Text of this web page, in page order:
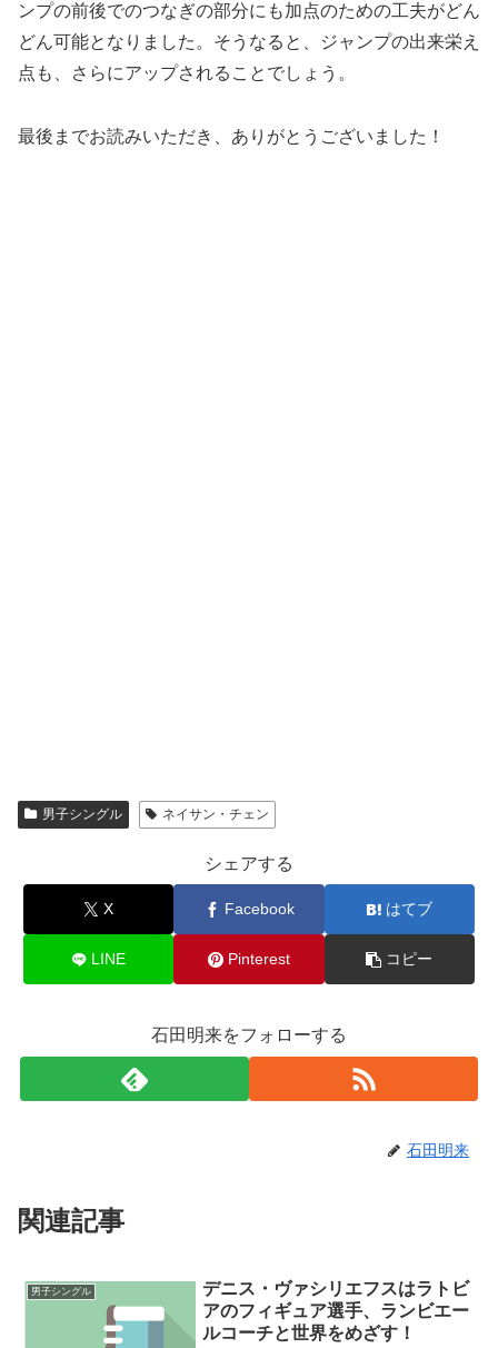
ンプの前後でのつなぎの部分にも加点のための工夫がどん
どん可能となりました。そうなると、ジャンプの出来栄え
点も、さらにアップされることでしょう。
最後までお読みいただき、ありがとうございました！
男子シングル ネイサン・チェン
シェアする
X Facebook はてブ
LINE Pinterest コピー
石田明来をフォローする
石田明来
関連記事
男子シングル
デニス・ヴァシリエフスはラトビ
アのフィギュア選手、ランビエー
ルコーチと世界をめざす！